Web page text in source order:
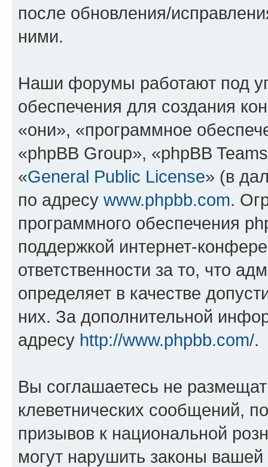
после обновления/
ними.
Наши форумы работают под
обеспечения для создания
«они», «программное
«phpBB Group», «phpBB
«General Public License» (в
по адресу www.phpbb.com.
программного обеспечения
поддержкой интернет-
ответственности за то, что
определяет в качестве
них. За дополнительной
адресу http://www.phpbb.com/.
Вы соглашаетесь не
клеветнических сообщений,
призывов к национальной
могут нарушить законы